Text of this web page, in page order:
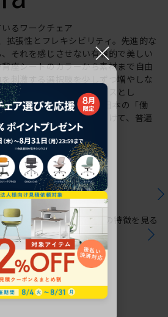
るワークチェア
張性とフレキシビリティ。先進的な
それを感じさせない有機的で美しい
座シートのカラーから素材まで自由
刺激する選択肢を少しずつ増やしな
意識を投影するキャンバスとし
デートしてきました。日本の「働
からも私たちは未来に向けて、普遍
す。
意事項
シリーズの特徴を見る
×